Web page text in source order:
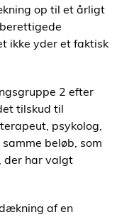
op til et årligt
ikke yder et faktisk
2 efter
tilskud til
psykolog,
beløb, som
der har valgt
af en